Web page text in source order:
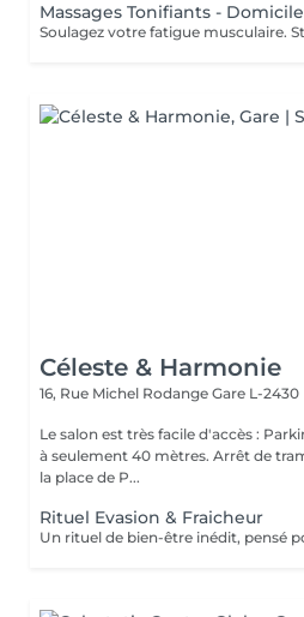
Massages Tonifiants - Domicile
Céleste & Harmonie
16, Rue Michel Rodange Gare L-2430
Le salon est très facile d'accès : Parking souterrain Martyrs situé
à seulement 40 mètres. Arrêt de tram à proximité direct ( arrêt
la place de P...
Rituel Evasion & Fraicheur